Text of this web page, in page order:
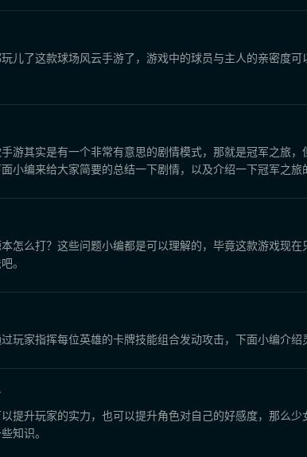
儿了这款球场风云手游了，游戏中的球员与主人的亲密度
游其实是有一个非常有意思的剧情模式，那就是冠军之旅
编来给大家简要的总结一下剧情，以及介绍一下冠军之旅
怎么打？这些问题小编都是可以理解的，毕竟这款游戏现
。
家指挥每位英雄的卡牌技能组合发动攻击，下面小编介绍
提升玩家的实力，也可以提升角色对自己的好感度，那么
知识。